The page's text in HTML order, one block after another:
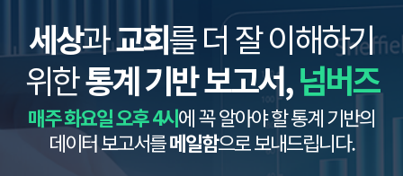
세상과교회를 더 잘 이해하기
위한통계 기반 보고서,넘버즈
매주 화요일 오후 4시에 꼭 알아야 할 통계 기반의
데이터 보고서를메일함으로 보내드립니다.